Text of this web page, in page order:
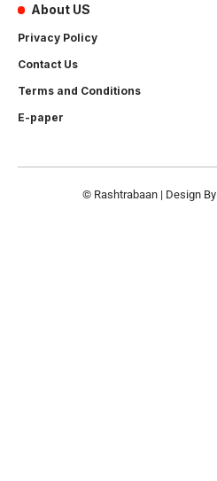
About US
Privacy Policy
Contact Us
Terms and Conditions
E-paper
© Rashtrabaan | Design By